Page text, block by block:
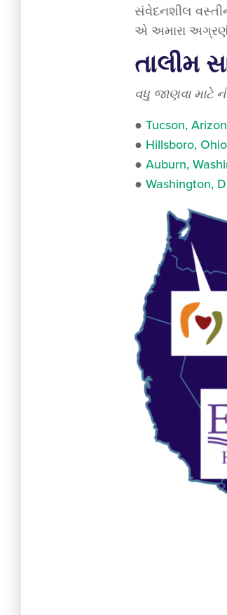
સંવેદનશીલ
એ અમારા અગ્રણી
તાલીમ
વધુ જાણવા માટે
● Tucson,
● Hillsboro,
● Auburn,
● Washington,